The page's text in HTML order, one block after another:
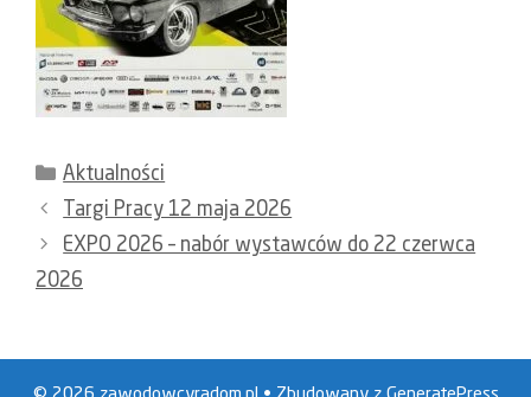
Kategorie
Aktualności
Targi Pracy 12 maja 2026
EXPO 2026 – nabór wystawców do 22 czerwca
2026